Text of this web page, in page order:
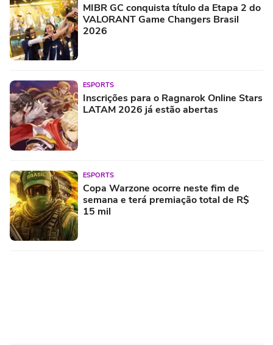
MIBR GC conquista título da Etapa 2 do
VALORANT Game Changers Brasil
2026
ESPORTS
Inscrições para o Ragnarok Online Stars
LATAM 2026 já estão abertas
ESPORTS
Copa Warzone ocorre neste fim de
semana e terá premiação total de R$
15 mil